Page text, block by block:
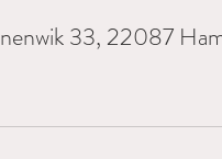
33, 22087